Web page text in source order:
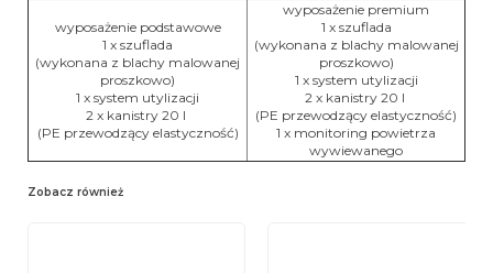
wyposażenie podstawowe
1 x szuflada
(wykonana z blachy malowanej
proszkowo)
1 x system utylizacji
2 x kanistry 20 l
(PE przewodzący elastyczność)
wyposażenie premium
1 x szuflada
(wykonana z blachy malowanej
proszkowo)
1 x system utylizacji
2 x kanistry 20 l
(PE przewodzący elastyczność)
1 x monitoring powietrza
wywiewanego
Zobacz również